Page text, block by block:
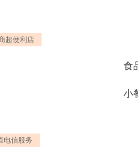
超便利店
食
小
电信服务